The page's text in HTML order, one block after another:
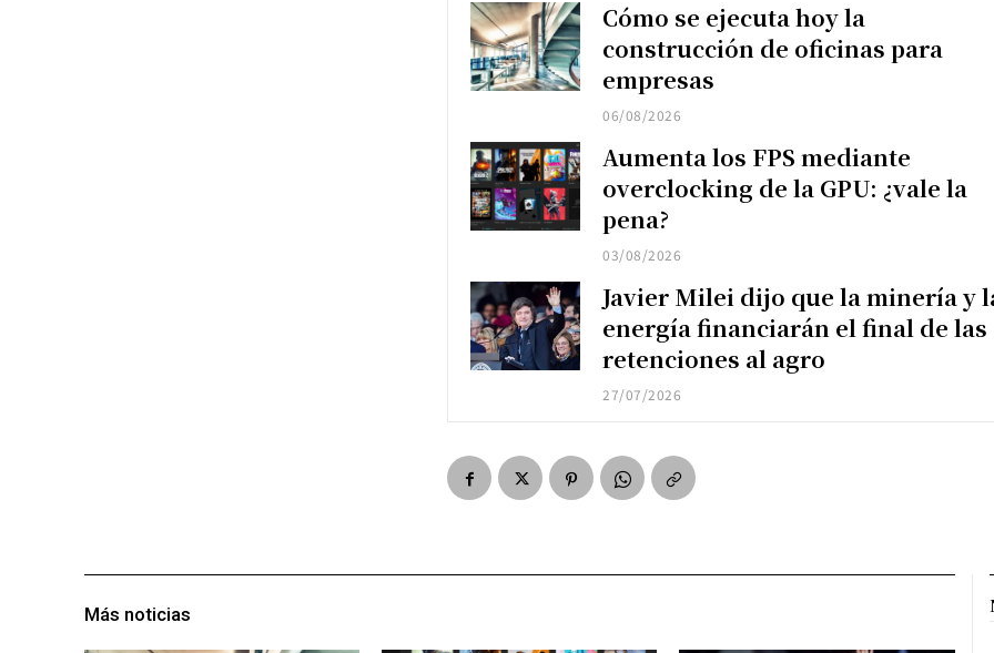
Cómo se ejecuta hoy la
construcción de oficinas para
empresas
06/08/2026
Aumenta los FPS mediante
overclocking de la GPU: ¿vale la
pena?
03/08/2026
Javier Milei dijo que la minería y
energía financiarán el final de las
retenciones al agro
27/07/2026
Más noticias